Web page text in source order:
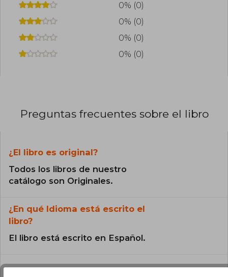
0% (0)
0% (0)
0% (0)
0% (0)
Preguntas frecuentes sobre el libro
¿El libro es original?
Todos los libros de nuestro
catálogo son Originales.
¿En qué Idioma está escrito el
libro?
El libro está escrito en Español.